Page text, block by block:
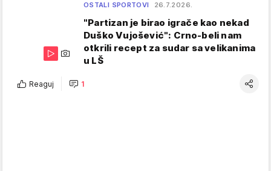
OSTALI SPORTOVI 26.7.2026.
"Partizan je birao igrače kao nekad
Duško Vujošević": Crno-beli nam
otkrili recept za sudar sa velikanima
u LŠ
Reaguj 1